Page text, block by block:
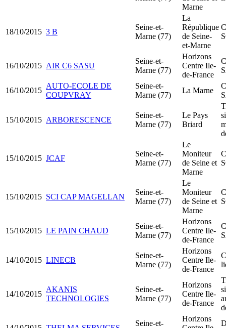
Marne
18/10/2015 3 B
Seine-et-
Marne (77)
La
République
de Seine-
et-Marne
16/10/2015 AIR C6 SASU
Seine-et-
Marne (77)
Horizons
Centre Ile-
de-France
16/10/2015
AUTO-ECOLE DE
COUPVRAY
Seine-et-
Marne (77)
La Marne
15/10/2015 ARBORESCENCE
Seine-et-
Marne (77)
Le Pays
Briard
15/10/2015 JCAF
Seine-et-
Marne (77)
Le
Moniteur
de Seine et
Marne
15/10/2015 SCI CAP MAGELLAN
Seine-et-
Marne (77)
Le
Moniteur
de Seine et
Marne
15/10/2015 LE PAIN CHAUD
Seine-et-
Marne (77)
Horizons
Centre Ile-
de-France
14/10/2015 LINECB
Seine-et-
Marne (77)
Horizons
Centre Ile-
de-France
14/10/2015
AKANIS
TECHNOLOGIES
Seine-et-
Marne (77)
Horizons
Centre Ile-
de-France
Seine-et-
Horizons